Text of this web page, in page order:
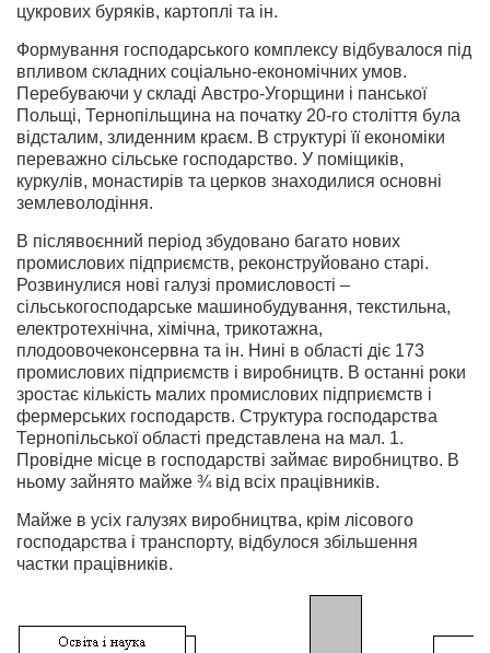
цукрових буряків, картоплі та ін.
Формування господарського комплексу відбувалося під
впливом складних соціально-економічних умов.
Перебуваючи у складі Австро-Угорщини і панської
Польщі, Тернопільщина на початку 20-го століття була
відсталим, злиденним краєм. В структурі її економіки
переважно сільське господарство. У поміщиків,
куркулів, монастирів та церков знаходилися основні
землеволодіння.
В післявоєнний період збудовано багато нових
промислових підприємств, реконструйовано старі.
Розвинулися нові галузі промисловості –
сільськогосподарське машинобудування, текстильна,
електротехнічна, хімічна, трикотажна,
плодоовочеконсервна та ін. Нині в області діє 173
промислових підприємств і виробництв. В останні роки
зростає кількість малих промислових підприємств і
фермерських господарств. Структура господарства
Тернопільської області представлена на мал. 1.
Провідне місце в господарстві займає виробництво. В
ньому зайнято майже ¾ від всіх працівників.
Майже в усіх галузях виробництва, крім лісового
господарства і транспорту, відбулося збільшення
частки працівників.